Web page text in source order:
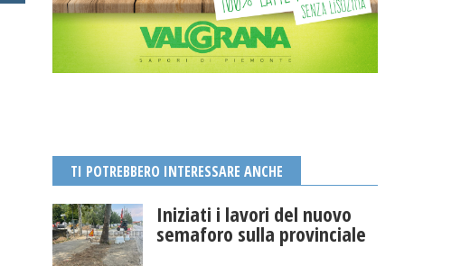
TI POTREBBERO INTERESSARE ANCHE
Iniziati i lavori del nuovo
semaforo sulla provinciale